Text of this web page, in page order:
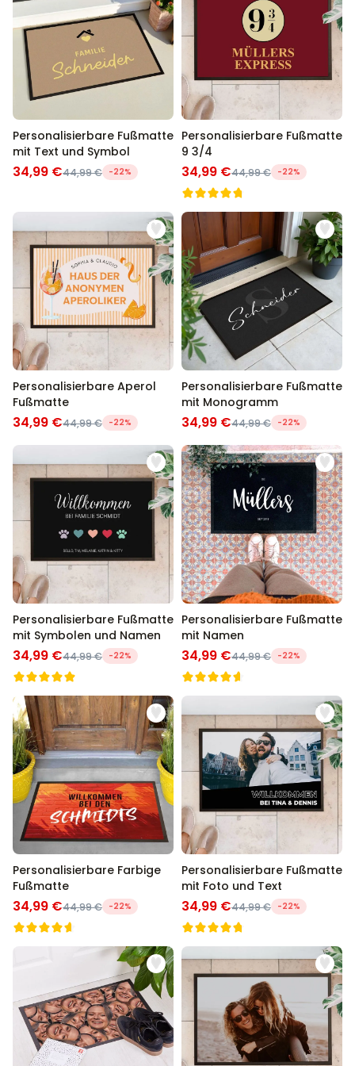
Personalisierbar
Personalisierbarer Bierkrug
mit Logo und Gesicht
über 68.600
mal gekauft
39,99 €
Personalisierbar
Personalisierbarer Pullover
mit deiner Zeichnung vorne
und hinten
über 600
49,99 €
Personalisierbar
Personalisierbares
Geschenkpapier mit Gesicht
über 16.800
mal gekauft
19,99 €
Personalisierbare Fußmatte
mit Text und Symbol
34,99 €44,99 € -22%
Personalisierbare Fußmatte
9 3/4
34,99 €44,99 € -22%
Personalisierbare Aperol
Fußmatte
34,99 €44,99 € -22%
Personalisierbare Fußmatte
mit Monogramm
34,99 €44,99 € -22%
Personalisierbare Fußmatte
mit Symbolen und Namen
34,99 €44,99 € -22%
Personalisierbare Fußmatte
mit Namen
34,99 €44,99 € -22%
Personalisierbare Farbige
Fußmatte
34,99 €44,99 € -22%
Personalisierbare Fußmatte
mit Foto und Text
34,99 €44,99 € -22%